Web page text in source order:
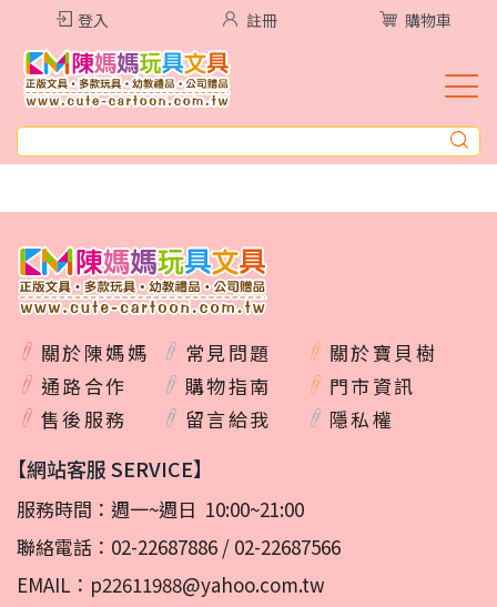
登入 註冊 購物車
關於陳媽媽 常見問題
關於寶貝樹
通路合作
購物指南
門市資訊
售後服務
留言給我 隱私權
【網站客服 SERVICE】
服務時間：週一~週日 10:00~21:00
聯絡電話： 02-22687886 / 02-22687566
EMAIL： p22611988@yahoo.com.tw